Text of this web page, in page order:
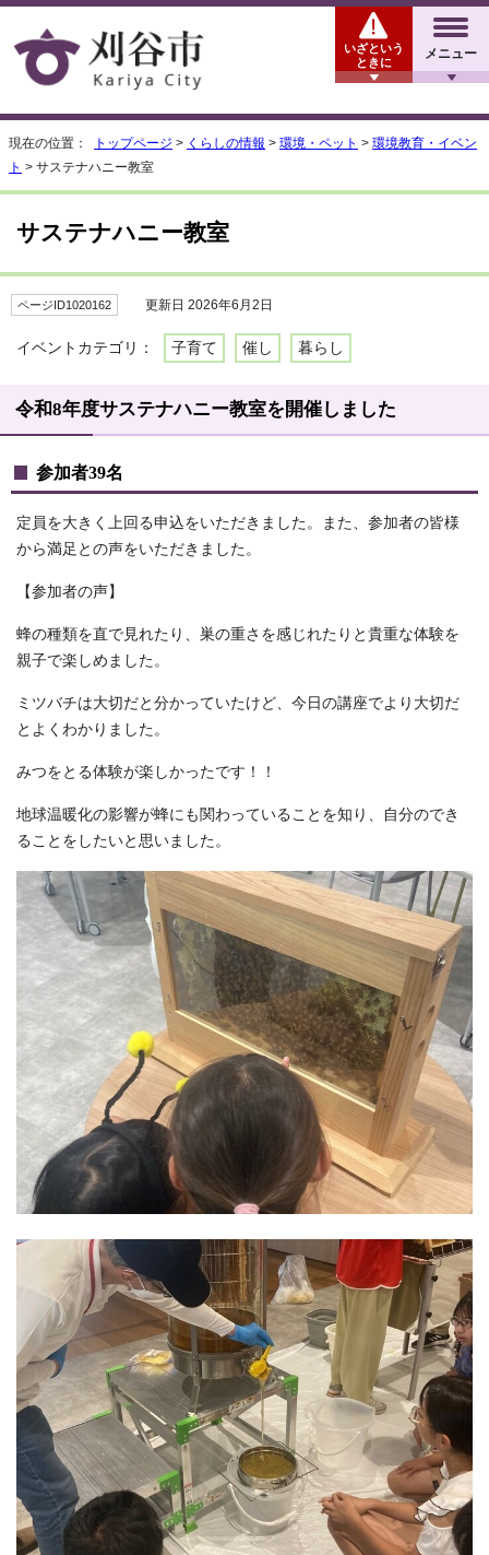
メニュー
いざという
ときに
現在の位置： トップページ > くらしの情報 > 環境・ペット > 環境教育・イベン
ト > サステナハニー教室
サステナハニー教室
ページID1020162 更新日 2026年6月2日
イベントカテゴリ： 子育て 催し 暮らし
令和8年度サステナハニー教室を開催しました
参加者39名
定員を大きく上回る申込をいただきました。また、参加者の皆様
から満足との声をいただきました。
【参加者の声】
蜂の種類を直で見れたり、巣の重さを感じれたりと貴重な体験を
親子で楽しめました。
ミツバチは大切だと分かっていたけど、今日の講座でより大切だ
とよくわかりました。
みつをとる体験が楽しかったです！！
地球温暖化の影響が蜂にも関わっていることを知り、自分のでき
ることをしたいと思いました。